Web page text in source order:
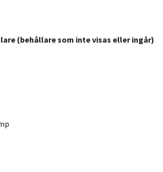
(behållare som inte visas eller ingår)